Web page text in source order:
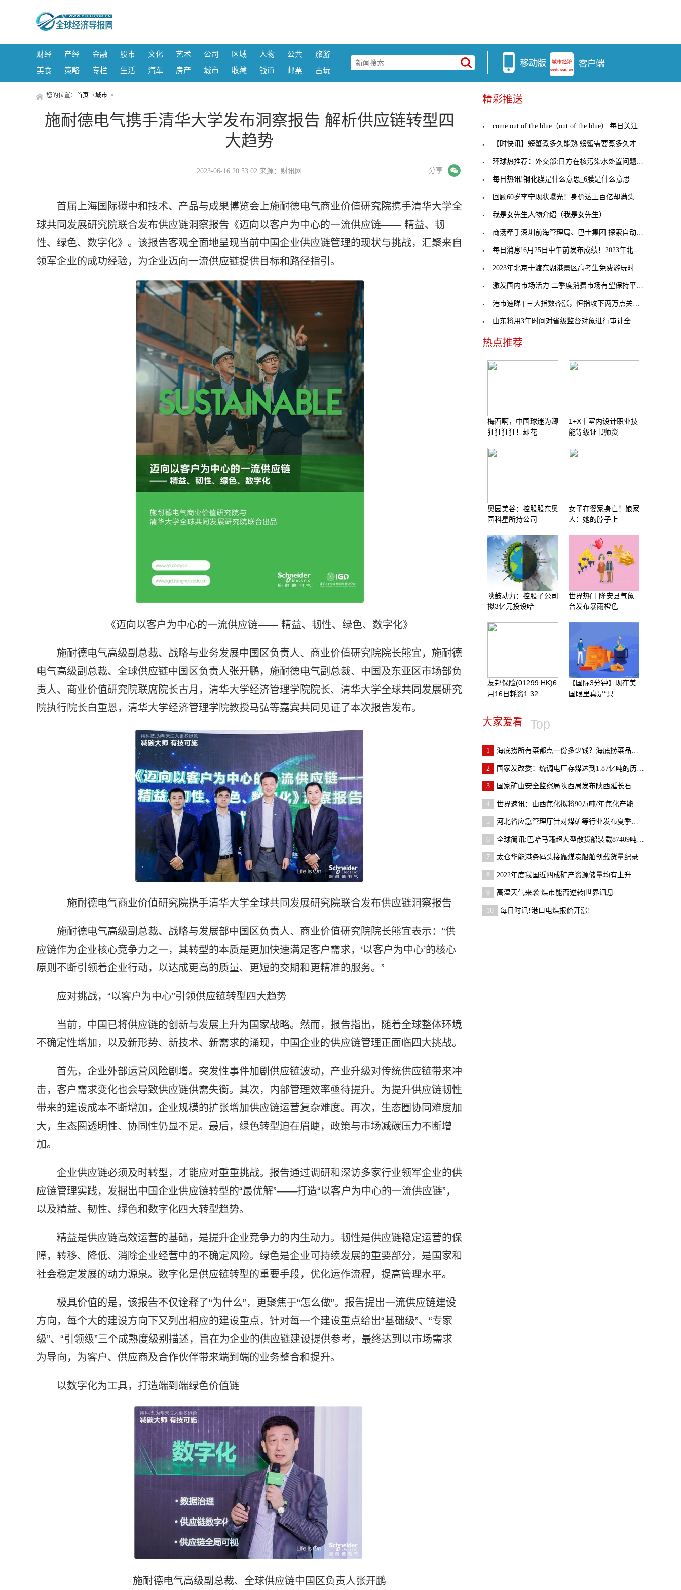
财经 产经 金融 股市 文化 艺术 公司 区域 人物 公共
旅游
美食
策略 专栏 生活 汽车 房产 城市 收藏 钱币 邮票 古玩
您的位置： 首页 >城市 >
施耐德电气携手清华大学发布洞察报告 解析供应链转型四
大趋势
2023-06-16 20:53:02 来源：财讯网 分享
首届上海国际碳中和技术、产品与成果博览会上施耐德电气商业价值研究院携手清华大学全
球共同发展研究院联合发布供应链洞察报告《迈向以客户为中心的一流供应链—— 精益、韧
性、绿色、数字化》。该报告客观全面地呈现当前中国企业供应链管理的现状与挑战，汇聚来自
领军企业的成功经验，为企业迈向一流供应链提供目标和路径指引。
《迈向以客户为中心的一流供应链—— 精益、韧性、绿色、数字化》
施耐德电气高级副总裁、战略与业务发展中国区负责人、商业价值研究院院长熊宜，施耐德
电气高级副总裁、全球供应链中国区负责人张开鹏，施耐德电气副总裁、中国及东亚区市场部负
责人、商业价值研究院联席院长古月，清华大学经济管理学院院长、清华大学全球共同发展研究
院执行院长白重恩，清华大学经济管理学院教授马弘等嘉宾共同见证了本次报告发布。
施耐德电气商业价值研究院携手清华大学全球共同发展研究院联合发布供应链洞察报告
施耐德电气高级副总裁、战略与发展部中国区负责人、商业价值研究院院长熊宜表示：“供
应链作为企业核心竞争力之一，其转型的本质是更加快速满足客户需求，‘以客户为中心’的核心
原则不断引领着企业行动，以达成更高的质量、更短的交期和更精准的服务。”
应对挑战，“以客户为中心”引领供应链转型四大趋势
当前，中国已将供应链的创新与发展上升为国家战略。然而，报告指出，随着全球整体环境
不确定性增加，以及新形势、新技术、新需求的涌现，中国企业的供应链管理正面临四大挑战。
首先，企业外部运营风险剧增。突发性事件加剧供应链波动，产业升级对传统供应链带来冲
击，客户需求变化也会导致供应链供需失衡。其次，内部管理效率亟待提升。为提升供应链韧性
带来的建设成本不断增加，企业规模的扩张增加供应链运营复杂难度。再次，生态圈协同难度加
大，生态圈透明性、协同性仍显不足。最后，绿色转型迫在眉睫，政策与市场减碳压力不断增
加。
企业供应链必须及时转型，才能应对重重挑战。报告通过调研和深访多家行业领军企业的供
应链管理实践，发掘出中国企业供应链转型的“最优解”——打造“以客户为中心的一流供应链”，
以及精益、韧性、绿色和数字化四大转型趋势。
精益是供应链高效运营的基础，是提升企业竞争力的内生动力。韧性是供应链稳定运营的保
障，转移、降低、消除企业经营中的不确定风险。绿色是企业可持续发展的重要部分，是国家和
社会稳定发展的动力源泉。数字化是供应链转型的重要手段，优化运作流程，提高管理水平。
极具价值的是，该报告不仅诠释了“为什么”，更聚焦于“怎么做”。报告提出一流供应链建设
方向，每个大的建设方向下又列出相应的建设重点，针对每一个建设重点给出“基础级”、“专家
级”、“引领级”三个成熟度级别描述，旨在为企业的供应链建设提供参考，最终达到以市场需求
为导向，为客户、供应商及合作伙伴带来端到端的业务整合和提升。
以数字化为工具，打造端到端绿色价值链
施耐德电气高级副总裁、全球供应链中国区负责人张开鹏
精彩推送
come out of the blue（out of the blue）|每日关注
【时快讯】螃蟹煮多久能熟 螃蟹需要蒸多久才能熟?
环球热推荐：外交部:日方在核污染水处置问题上没有
每日热讯!钢化膜是什么意思_6膜是什么意思
回顾60岁李宁现状曝光！身价达上百亿却满头白发，妻
我是女先生人物介绍（我是女先生）
商汤牵手深圳前海管理局、巴士集团 探索自动驾驶巴
每日消息!6月25日中午前发布成绩！2023年北京市高考
2023年北京十渡东湖港景区高考生免费游玩时间及要求
激发国内市场活力 二季度消费市场有望保持平稳增长
港市速睇 | 三大指数齐涨，恒指攻下两万点关口；
山东将用3年时间对省级监督对象进行审计全覆盖-全球
热点推荐
梅西啊，中国球迷为卿
狂狂狂狂！却花
1+X丨室内设计职业技
能等级证书师资
奥园美谷：控股股东奥
园科星所持公司
女子在婆家身亡！娘家
人：她的脖子上
陕鼓动力：控股子公司
拟3亿元投设哈
世界热门:隆安县气象
台发布暴雨橙色
友邦保险(01299.HK)6
月16日耗资1.32
【国际3分钟】现在美
国眼里真是“只
大家爱看 Top
1 海底捞所有菜都点一份多少钱？海底捞菜品价格哪里看
2 国家发改委：统调电厂存煤达到1.87亿吨的历史新高
3 国家矿山安全监察局陕西局发布陕西延长石油集团横山
4 世界速讯：山西焦化拟将90万吨/年焦化产能置换至山
5 河北省应急管理厅针对煤矿等行业发布夏季安全生产提
6 全球简讯:巴哈马籍超大型散货船装载87409吨煤炭靠泊
7 太仓华能港务码头接靠煤炭船舶创载货量纪录
8 2022年度我国近四成矿产资源储量均有上升
9 高温天气来袭 煤市能否逆转|世界讯息
10 每日时讯!港口电煤报价开涨!